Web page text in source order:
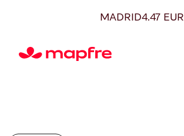
MADRID4.47 EUR